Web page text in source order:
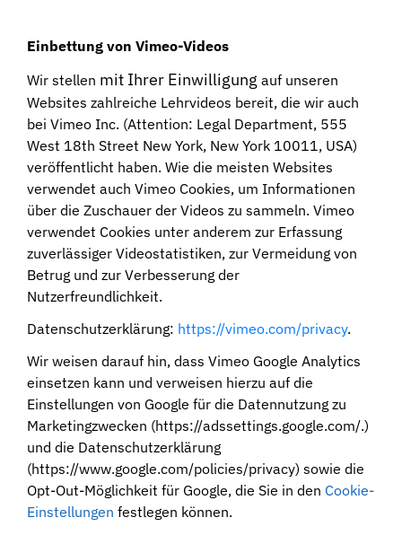
Einbettung von Vimeo-Videos
Wir stellen mit Ihrer Einwilligung auf unseren
Websites zahlreiche Lehrvideos bereit, die wir auch
bei Vimeo Inc. (Attention: Legal Department, 555
West 18th Street New York, New York 10011, USA)
veröffentlicht haben. Wie die meisten Websites
verwendet auch Vimeo Cookies, um Informationen
über die Zuschauer der Videos zu sammeln. Vimeo
verwendet Cookies unter anderem zur Erfassung
zuverlässiger Videostatistiken, zur Vermeidung von
Betrug und zur Verbesserung der
Nutzerfreundlichkeit.
Datenschutzerklärung: https://vimeo.com/privacy.
Wir weisen darauf hin, dass Vimeo Google Analytics
einsetzen kann und verweisen hierzu auf die
Einstellungen von Google für die Datennutzung zu
Marketingzwecken (https://adssettings.google.com/.)
und die Datenschutzerklärung
(https://www.google.com/policies/privacy) sowie die
Opt-Out-Möglichkeit für Google, die Sie in den Cookie-
Einstellungen festlegen können.